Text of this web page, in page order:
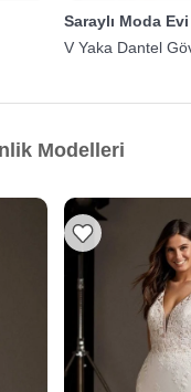
Saraylı Moda Evi
V Yaka Dantel
Modelleri